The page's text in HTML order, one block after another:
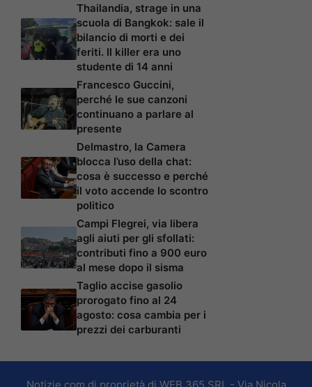
Thailandia, strage in una
scuola di Bangkok: sale il
bilancio di morti e dei
feriti. Il killer era uno
studente di 14 anni
Francesco Guccini,
perché le sue canzoni
continuano a parlare al
presente
Delmastro, la Camera
blocca l’uso della chat:
cosa è successo e perché
il voto accende lo scontro
politico
Campi Flegrei, via libera
agli aiuti per gli sfollati:
contributi fino a 900 euro
al mese dopo il sisma
Taglio accise gasolio
prorogato fino al 24
agosto: cosa cambia per i
prezzi dei carburanti